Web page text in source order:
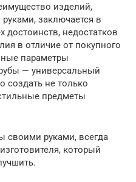
изделий,
заключается в
недостатков
в отличие от покупного
параметры
— универсальный
создать не только
предметы
своими руками, всегда
который